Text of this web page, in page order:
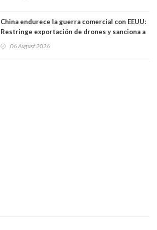
China endurece la guerra comercial con EEUU:
Restringe exportación de drones y sanciona a
06 August 2026